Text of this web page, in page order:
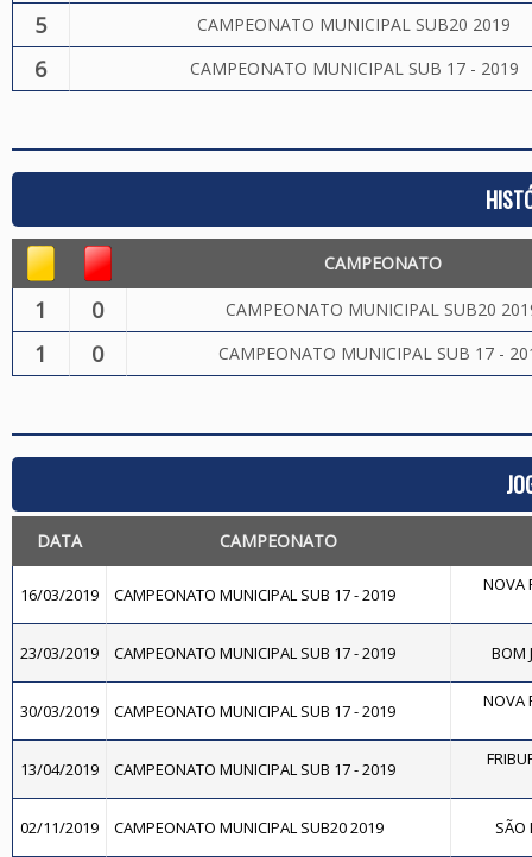
5 CAMPEONATO MUNICIPAL SUB20 2019
6 CAMPEONATO MUNICIPAL SUB 17 - 2019
CAMPEONATO
1 0 CAMPEONATO MUNICIPAL SUB20
1 0 CAMPEONATO MUNICIPAL SUB 17 -
DATA CAMPEONATO
16/03/2019 CAMPEONATO MUNICIPAL SUB 17 - 2019 NOVA
23/03/2019 CAMPEONATO MUNICIPAL SUB 17 - 2019 BOM
30/03/2019 CAMPEONATO MUNICIPAL SUB 17 - 2019 NOVA
13/04/2019 CAMPEONATO MUNICIPAL SUB 17 - 2019
02/11/2019 CAMPEONATO MUNICIPAL SUB20 2019 SÃO